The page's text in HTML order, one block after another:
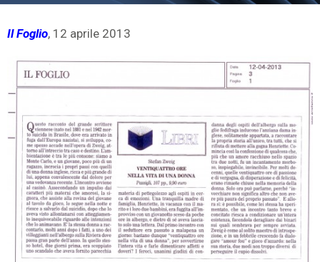
Il Foglio, 12 aprile 2013